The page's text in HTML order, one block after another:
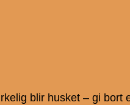
blir husket – gi bort